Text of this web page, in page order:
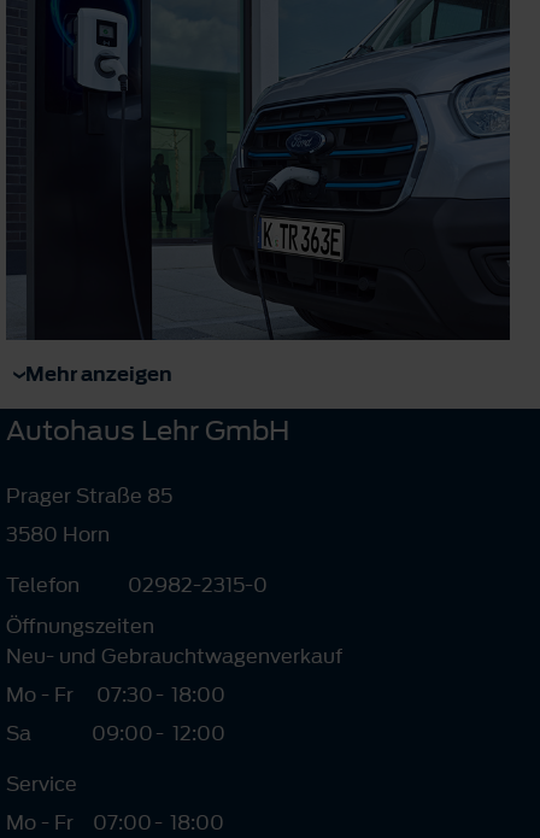
Mehr anzeigen
Autohaus Lehr GmbH
Prager Straße 85
3580 Horn
Telefon
02982-2315-0
Öffnungszeiten
Neu- und Gebrauchtwagenverkauf
Mo - Fr
07:30- 18:00
Sa
09:00- 12:00
Service
Mo - Fr
07:00- 18:00